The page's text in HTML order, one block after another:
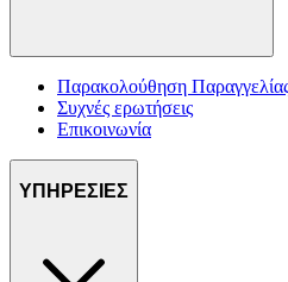
Παρακολούθηση
Συχνές ερωτήσεις
Επικοινωνία
ΥΠΗΡΕΣΙΕΣ